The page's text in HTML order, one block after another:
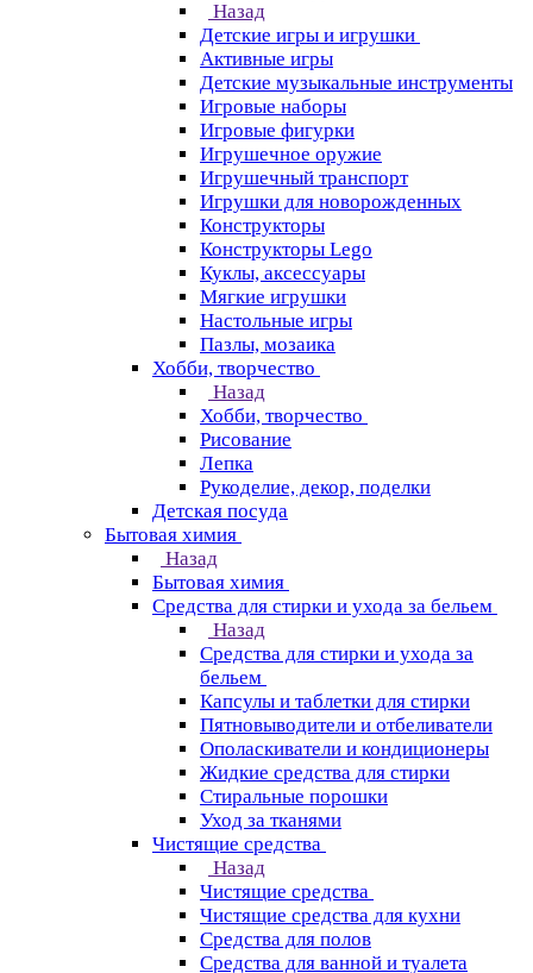
Назад
Детские игры и игрушки
Активные игры
Детские музыкальные инструменты
Игровые наборы
Игровые фигурки
Игрушечное оружие
Игрушечный транспорт
Игрушки для новорожденных
Конструкторы
Конструкторы Lego
Куклы, аксессуары
Мягкие игрушки
Настольные игры
Пазлы, мозаика
Хобби, творчество
Назад
Хобби, творчество
Рисование
Лепка
Рукоделие, декор, поделки
Детская посуда
Бытовая химия
Назад
Бытовая химия
Средства для стирки и ухода за бельем
Назад
Средства для стирки и ухода за
бельем
Капсулы и таблетки для стирки
Пятновыводители и отбеливатели
Ополаскиватели и кондиционеры
Жидкие средства для стирки
Стиральные порошки
Уход за тканями
Чистящие средства
Назад
Чистящие средства
Чистящие средства для кухни
Средства для полов
Средства для ванной и туалета